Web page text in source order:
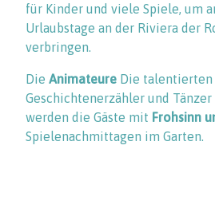
für Kinder und viele Spiele, um
Urlaubstage an der Riviera der
verbringen.
Die Animateure Die talentierten
Geschichtenerzähler und
werden die Gäste mit Frohsinn
Spielenachmittagen im Garten.